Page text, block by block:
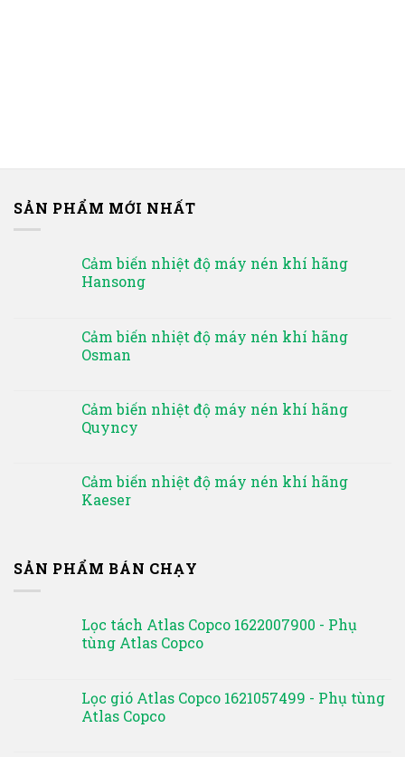
SẢN PHẨM MỚI NHẤT
Cảm biến nhiệt độ máy nén khí hãng
Hansong
Cảm biến nhiệt độ máy nén khí hãng
Osman
Cảm biến nhiệt độ máy nén khí hãng
Quyncy
Cảm biến nhiệt độ máy nén khí hãng
Kaeser
SẢN PHẨM BÁN CHẠY
Lọc tách Atlas Copco 1622007900 - Phụ
tùng Atlas Copco
Lọc gió Atlas Copco 1621057499 - Phụ tùng
Atlas Copco